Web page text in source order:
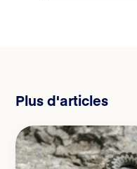
Plus d'articles